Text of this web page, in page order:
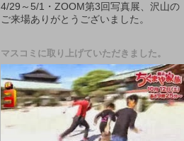
4/29～5/1・ZOOM第3回写真展、沢山の
ご来場ありがとうございました。
マスコミに取り上げていただきました。